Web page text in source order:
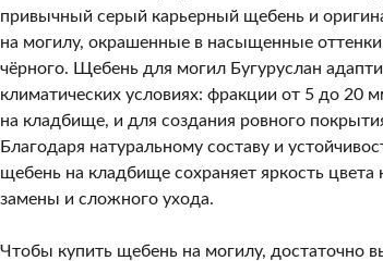
привычный серый карьерный щебень и
на могилу, окрашенные в насыщенные оттенки
чёрного. Щебень для могил Бугуруслан
климатических условиях: фракции от 5 до 20
на кладбище, и для создания ровного
Благодаря натуральному составу и
щебень на кладбище сохраняет яркость цвета
замены и сложного ухода.
Чтобы купить щебень на могилу, достаточно